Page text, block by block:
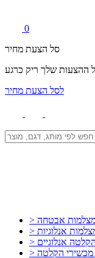
0
סל הצעת מחיר
לסל הצעת מחיר